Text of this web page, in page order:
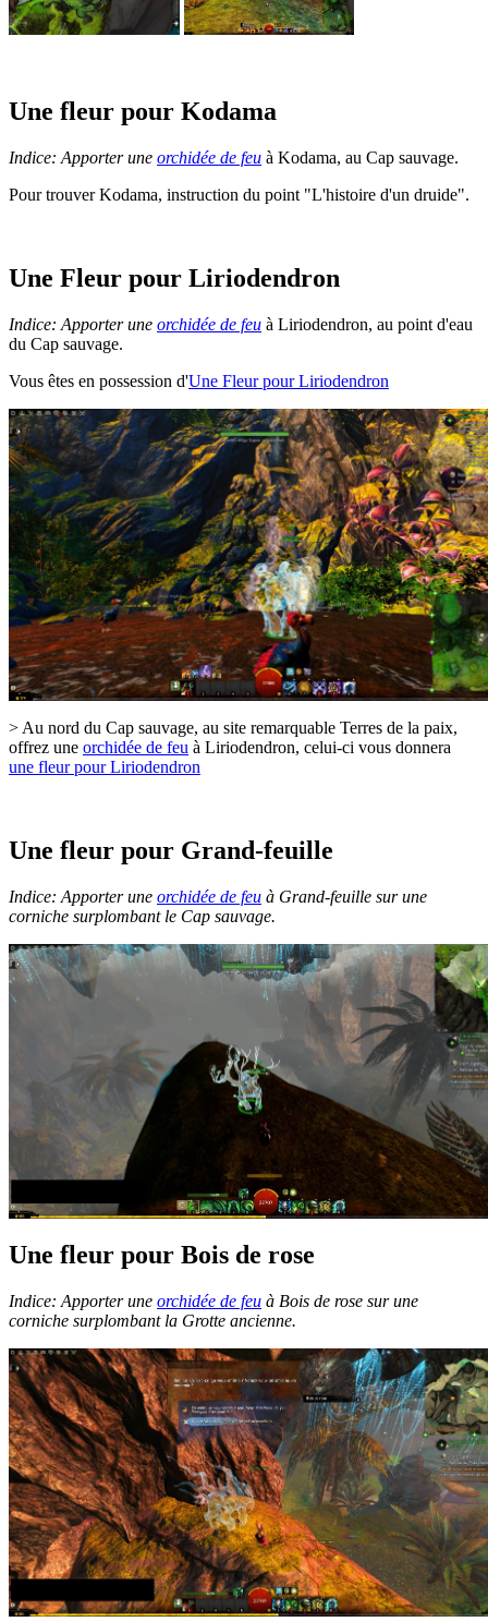
Une fleur pour Kodama
Indice: Apporter une orchidée de feu à Kodama, au Cap sauvage.
Pour trouver Kodama, instruction du point "L'histoire d'un druide".
Une Fleur pour Liriodendron
Indice: Apporter une orchidée de feu à Liriodendron, au point d'eau
du Cap sauvage.
Vous êtes en possession d'Une Fleur pour Liriodendron
> Au nord du Cap sauvage, au site remarquable Terres de la paix,
offrez une orchidée de feu à Liriodendron, celui-ci vous donnera
une fleur pour Liriodendron
Une fleur pour Grand-feuille
Indice: Apporter une orchidée de feu à Grand-feuille sur une
corniche surplombant le Cap sauvage.
Une fleur pour Bois de rose
Indice: Apporter une orchidée de feu à Bois de rose sur une
corniche surplombant la Grotte ancienne.